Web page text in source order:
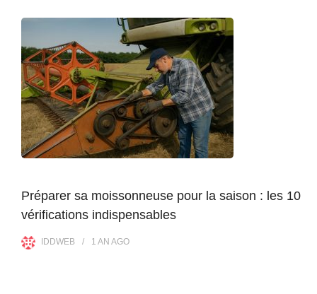
Préparer sa moissonneuse pour la saison : les 10
vérifications indispensables
IDDWEB 1 AN AGO